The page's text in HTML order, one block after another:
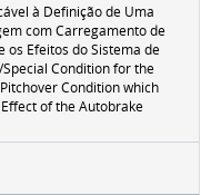
à Definição de Uma
com Carregamento de
os Efeitos do Sistema de
Condition for the
Condition which
of the Autobrake